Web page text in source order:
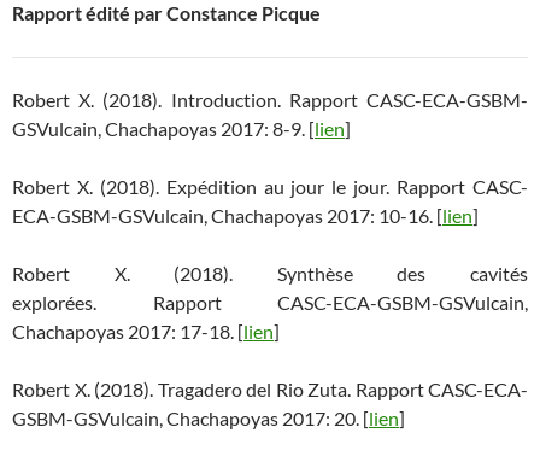
Rapport édité par Constance Picque
Robert X. (2018). Introduction. Rapport CASC-ECA-GSBM-
GSVulcain, Chachapoyas 2017: 8-9. [lien]
Robert X. (2018). Expédition au jour le jour. Rapport CASC-
ECA-GSBM-GSVulcain, Chachapoyas 2017: 10-16. [lien]
Robert X. (2018). Synthèse des cavités
explorées. Rapport CASC-ECA-GSBM-GSVulcain,
Chachapoyas 2017: 17-18. [lien]
Robert X. (2018). Tragadero del Rio Zuta. Rapport CASC-ECA-
GSBM-GSVulcain, Chachapoyas 2017: 20. [lien]